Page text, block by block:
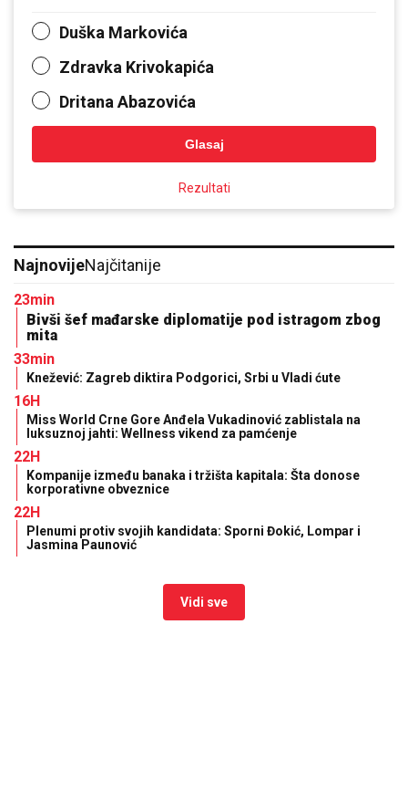
Duška Markovića
Zdravka Krivokapića
Dritana Abazovića
Glasaj
Rezultati
NajnovijeNajčitanije
23min
Bivši šef mađarske diplomatije pod istragom zbog
mita
33min
Knežević: Zagreb diktira Podgorici, Srbi u Vladi ćute
16H
Miss World Crne Gore Anđela Vukadinović zablistala na
luksuznoj jahti: Wellness vikend za pamćenje
22H
Kompanije između banaka i tržišta kapitala: Šta donose
korporativne obveznice
22H
Plenumi protiv svojih kandidata: Sporni Đokić, Lompar i
Jasmina Paunović
Vidi sve